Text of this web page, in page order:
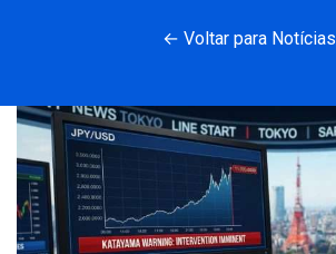
← Voltar para Notícias